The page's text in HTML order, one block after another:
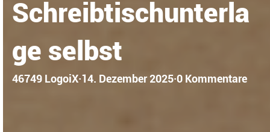
Schreibtischunterla
ge selbst
46749 LogoiX·14. Dezember 2025·0 Kommentare